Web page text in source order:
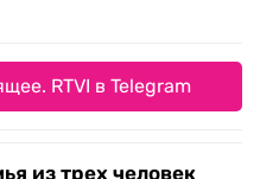
RTVI в Telegram
из трех человек